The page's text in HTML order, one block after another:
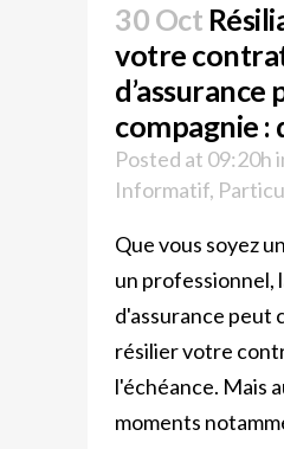
30 Oct
votre
d’assurance
compagnie :
Posted at 09:20h
Informatif,
Que vous soyez
un professionnel,
d'assurance peut
résilier votre
l'échéance. Mais
moments